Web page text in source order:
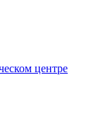
центре